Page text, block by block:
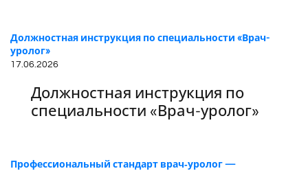
Должностная инструкция по специальности «Врач-
уролог»
17.06.2026
Должностная инструкция по
специальности «Врач-уролог»
Профессиональный стандарт врач‑уролог —